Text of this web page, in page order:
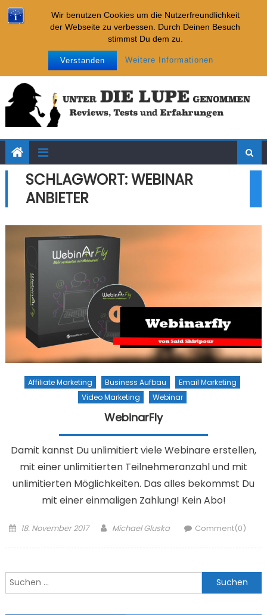
Wir benutzen Cookies um die Nutzerfreundlichkeit
der Webseite zu verbessen. Durch Deinen Besuch
stimmst Du dem zu.
Verstanden Weitere Informationen
Skip to content Neueste Tests:
Internet Cash Machine
Affiliate-Chatbot-Business
Affiliate-Kickstarter-System
Key Placement Strategie
Imparare
Internet Cash Machine
Samstag, August 08, 2026 Impressum
SCHLAGWORT: WEBINAR
ANBIETER
Affiliate Marketing Business Aufbau
Email Marketing
Video Marketing
Webinar
WebinarFly
Damit kannst Du unlimitiert viele Webinare erstellen,
mit einer unlimitierten Teilnehmeranzahl und mit
unlimitierten Möglichkeiten. Das alles bekommst Du
mit einer einmaligen Zahlung! Kein Abo!
Posted on
18. November 2017 Author
Michael Gluska Comment(0)
Suchen nach: